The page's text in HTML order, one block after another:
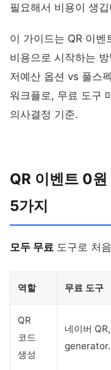
필요해서 비용이 생
이 가이드는 QR 이벤
비용으로 시작하는
저예산 옵션 vs 풀스
워크플로, 무료 도구
의사결정 기준.
QR 이벤트 0
5가지
모두 무료 도구로 처
역할 무료 도구
QR
코드
생성
네이버